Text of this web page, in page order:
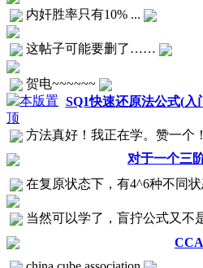
内奸胜率只有10% ...
这帖子可能要删了……
贺电~~~~~~
SQ1快速还原法公式(入
方法真好！我正在学。赞一个
对于一个三
在复原状态下，有4^6种不同状
当然可以学了，盲拧公式又不